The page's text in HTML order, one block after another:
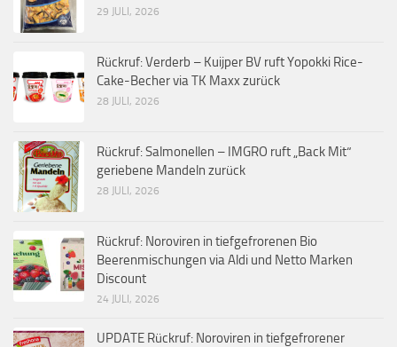
29 JULI, 2026
Rückruf: Verderb – Kuijper BV ruft Yopokki Rice-
Cake-Becher via TK Maxx zurück
28 JULI, 2026
Rückruf: Salmonellen – IMGRO ruft „Back Mit“
geriebene Mandeln zurück
28 JULI, 2026
Rückruf: Noroviren in tiefgefrorenen Bio
Beerenmischungen via Aldi und Netto Marken
Discount
24 JULI, 2026
UPDATE Rückruf: Noroviren in tiefgefrorener